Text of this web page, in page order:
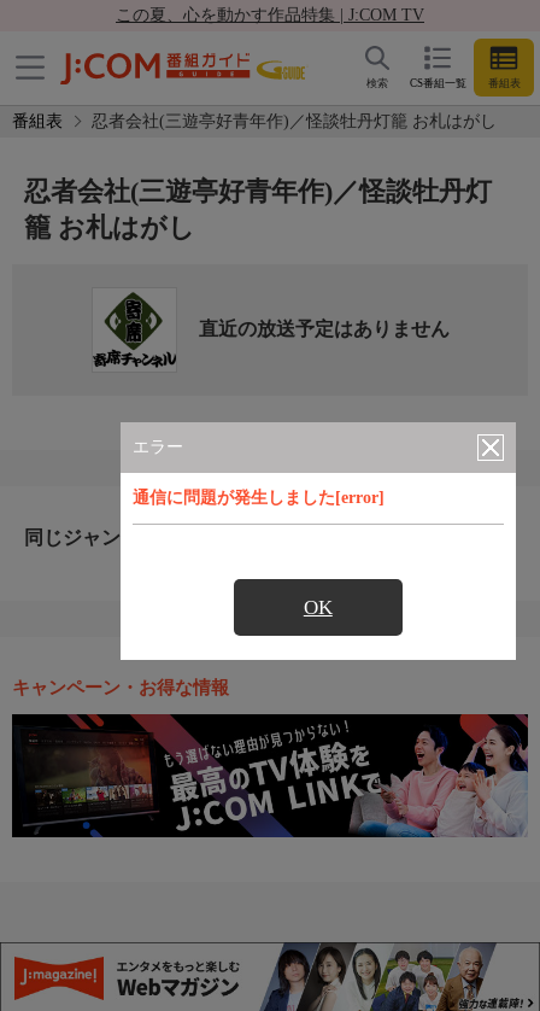
この夏、心を動かす作品特集 | J:COM TV
CS番組一覧 番組表
検索
番組表 忍者会社(三遊亭好青年作)／怪談牡丹灯籠 お札はがし
エラー
通信に問題が発生しました[error]
OK
忍者会社(三遊亭好青年作)／怪談牡丹灯
籠 お札はがし
直近の放送予定はありません
同じジャンルのおすすめ番組
キャンペーン・お得な情報